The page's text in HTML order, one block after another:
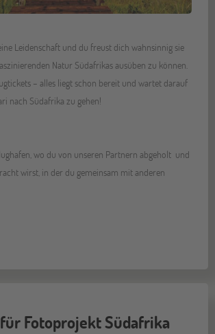
Leidenschaft und du freust dich wahnsinnig sie
Natur Südafrikas ausüben zu können.
– alles liegt schon bereit und wartet darauf
nach Südafrika zu gehen!
wo du von unseren Partnern abgeholt und
wirst, in der du gemeinsam mit anderen
Fotoprojekt Südafrika